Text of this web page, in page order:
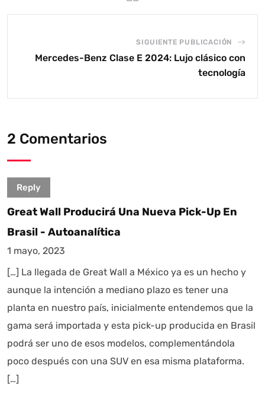
SIGUIENTE PUBLICACIÓN
Mercedes-Benz Clase E 2024: Lujo clásico con
tecnología
2 Comentarios
Reply
Great Wall Producirá Una Nueva Pick-Up En
Brasil - Autoanalítica
1 mayo, 2023
[…] La llegada de Great Wall a México ya es un hecho y
aunque la intención a mediano plazo es tener una
planta en nuestro país, inicialmente entendemos que la
gama será importada y esta pick-up producida en Brasil
podrá ser uno de esos modelos, complementándola
poco después con una SUV en esa misma plataforma.
[…]